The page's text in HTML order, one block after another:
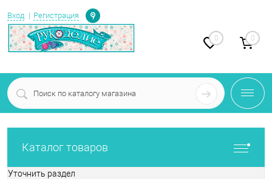
Вход Регистрация
Определение
0 0
Каталог товаров
Уточнить раздел